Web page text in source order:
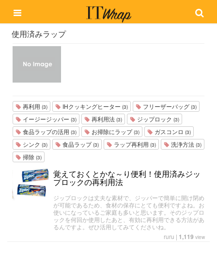
使用済みラップ
再利用 (3) IHクッキングヒーター (3) フリーザーバッグ (3)
イージージッパー (3) 再利用法 (3) ジップロック (3)
食品ラップの活用 (3) お掃除にラップ(3) ガスコンロ (3)
シンク (3) 食品ラップ(3) ラップ再利用 (3) 洗浄方法 (3)
掃除 (3)
覚えておくとかな～り便利！使用済みジッ
プロックの再利用法
ジップロックは丈夫な素材で、ジッパーで簡単に開け閉め
が可能であるため、食材の保存にとても便利ですよね。お
使いになっているご家庭も多いと思います。そのジップロ
ックを何回か使用したあと、有効に再利用できる方法があ
るんですよ。ぜひ活用してみてくださいね。
ruru | 1,119 view